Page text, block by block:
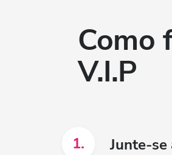
Como
V.I.P
1. Junte-